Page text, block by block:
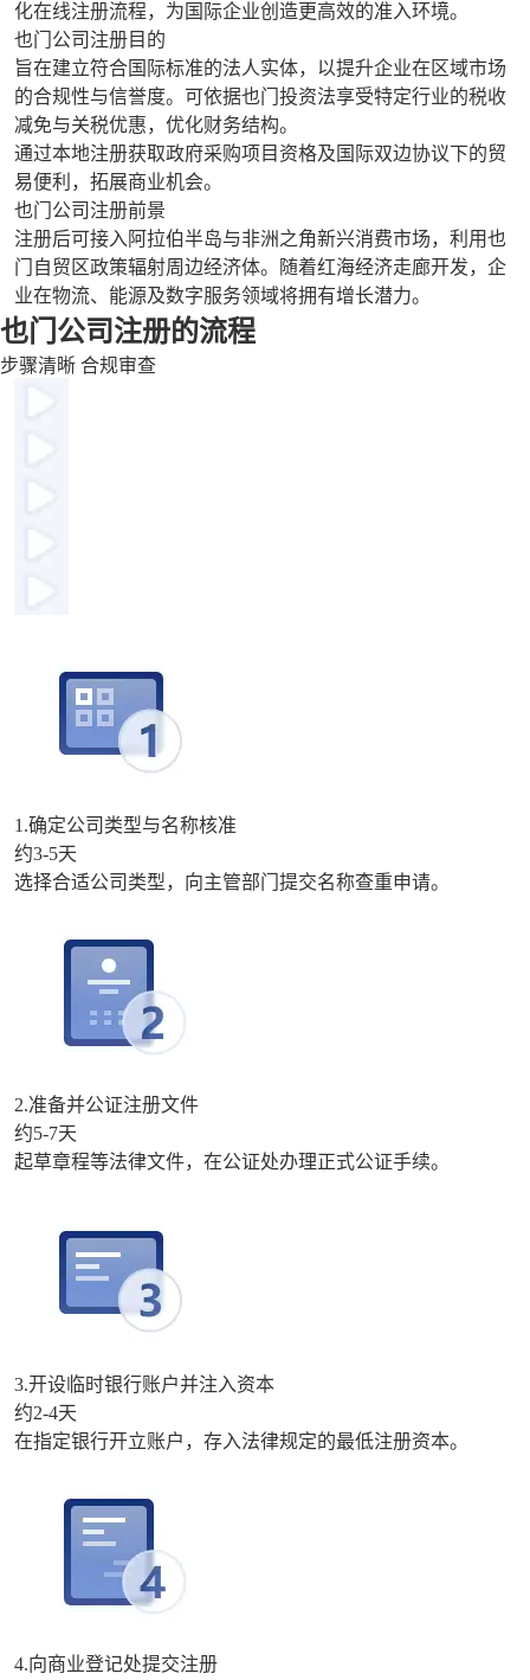
化在线注册流程，为国际企业创造更高效的准入环境。
也门公司注册目的
旨在建立符合国际标准的法人实体，以提升企业在区域市场
的合规性与信誉度。可依据也门投资法享受特定行业的税收
减免与关税优惠，优化财务结构。
通过本地注册获取政府采购项目资格及国际双边协议下的贸
易便利，拓展商业机会。
也门公司注册前景
注册后可接入阿拉伯半岛与非洲之角新兴消费市场，利用也
门自贸区政策辐射周边经济体。随着红海经济走廊开发，企
业在物流、能源及数字服务领域将拥有增长潜力。
也门公司注册的流程
步骤清晰 合规审查
1.确定公司类型与名称核准
约3-5天
选择合适公司类型，向主管部门提交名称查重申请。
2.准备并公证注册文件
约5-7天
起草章程等法律文件，在公证处办理正式公证手续。
3.开设临时银行账户并注入资本
约2-4天
在指定银行开立账户，存入法律规定的最低注册资本。
4.向商业登记处提交注册